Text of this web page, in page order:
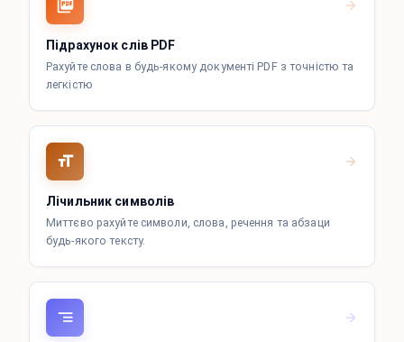
Підрахунок слів PDF
Рахуйте слова в будь-якому документі PDF з точністю та
легкістю
Лічильник символів
Миттєво рахуйте символи, слова, речення та абзаци
будь-якого тексту.